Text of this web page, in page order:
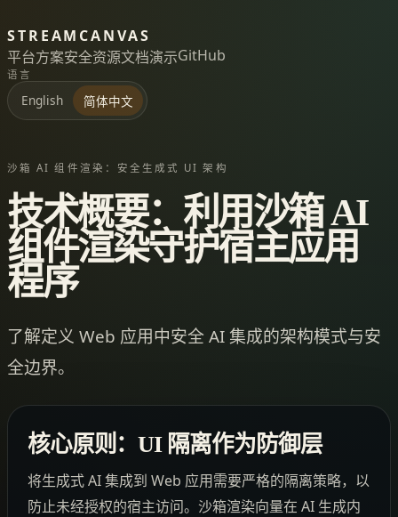
STREAMCANVAS
平台方案安全资源文档演示GitHub
语言
English 简体中文
沙箱 AI 组件渲染：安全生成式 UI 架构
技术概要：利用沙箱 AI
组件渲染守护宿主应用
程序
了解定义 Web 应用中安全 AI 集成的架构模式与安
全边界。
核心原则：UI 隔离作为防御层
将生成式 AI 集成到 Web 应用需要严格的隔离策略，以
防止未经授权的宿主访问。沙箱渲染向量在 AI 生成内